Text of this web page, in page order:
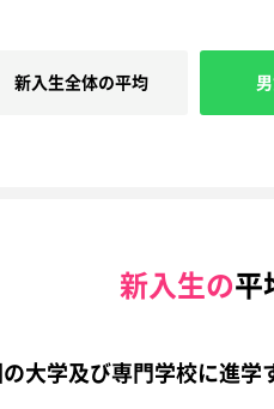
新入生全体の平均
新入生の平
大学及び専門学校に進学